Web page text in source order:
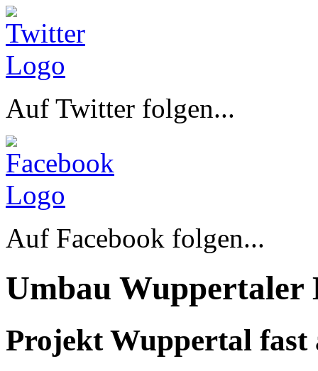
Auf Twitter folgen...
Auf Facebook folgen...
Umbau Wuppertaler
Projekt Wuppertal fast